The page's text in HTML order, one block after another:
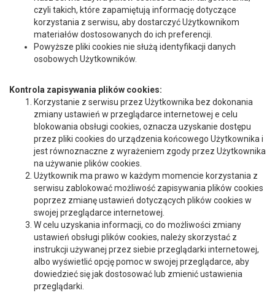
czyli takich, które zapamiętują informację dotyczące
korzystania z serwisu, aby dostarczyć Użytkownikom
materiałów dostosowanych do ich preferencji.
Powyższe pliki cookies nie służą identyfikacji danych
osobowych Użytkowników.
Kontrola zapisywania plików cookies:
Korzystanie z serwisu przez Użytkownika bez dokonania
zmiany ustawień w przeglądarce internetowej e celu
blokowania obsługi cookies, oznacza uzyskanie dostępu
przez pliki cookies do urządzenia końcowego Użytkownika i
jest równoznaczne z wyrażeniem zgody przez Użytkownika
na używanie plików cookies.
Użytkownik ma prawo w każdym momencie korzystania z
serwisu zablokować możliwość zapisywania plików cookies
poprzez zmianę ustawień dotyczących plików cookies w
swojej przeglądarce internetowej.
W celu uzyskania informacji, co do możliwości zmiany
ustawień obsługi plików cookies, należy skorzystać z
instrukcji używanej przez siebie przeglądarki internetowej,
albo wyświetlić opcję pomoc w swojej przeglądarce, aby
dowiedzieć się jak dostosować lub zmienić ustawienia
przeglądarki.